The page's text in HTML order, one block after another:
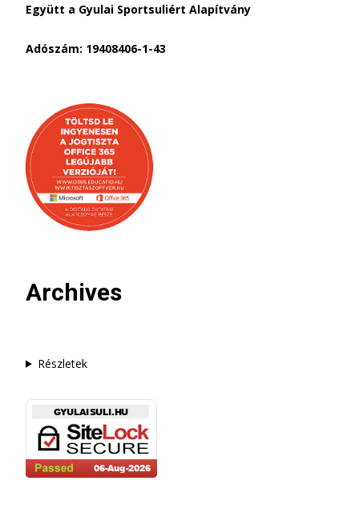
Együtt a Gyulai Sportsuliért Alapítvány
Adószám: 19408406-1-43
Archives
Részletek